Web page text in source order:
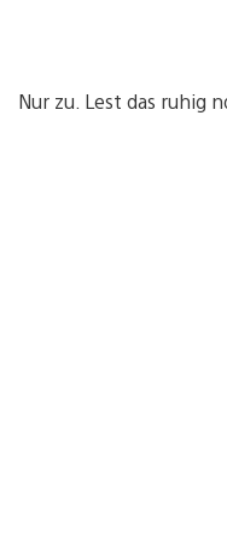
Nur zu. Lest das ruhig